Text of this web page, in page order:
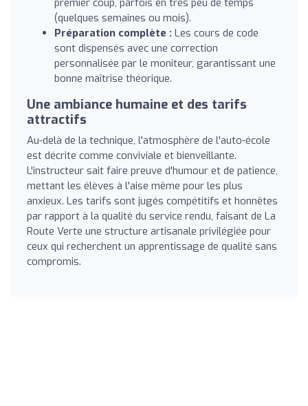
(quelques semaines ou mois).
Préparation complète : Les cours de code
sont dispensés avec une correction
personnalisée par le moniteur, garantissant une
bonne maîtrise théorique.
Une ambiance humaine et des tarifs
attractifs
Au-delà de la technique, l'atmosphère de l'auto-école
est décrite comme conviviale et bienveillante.
L'instructeur sait faire preuve d'humour et de patience,
mettant les élèves à l'aise même pour les plus
anxieux. Les tarifs sont jugés compétitifs et honnêtes
par rapport à la qualité du service rendu, faisant de La
Route Verte une structure artisanale privilégiée pour
ceux qui recherchent un apprentissage de qualité sans
compromis.